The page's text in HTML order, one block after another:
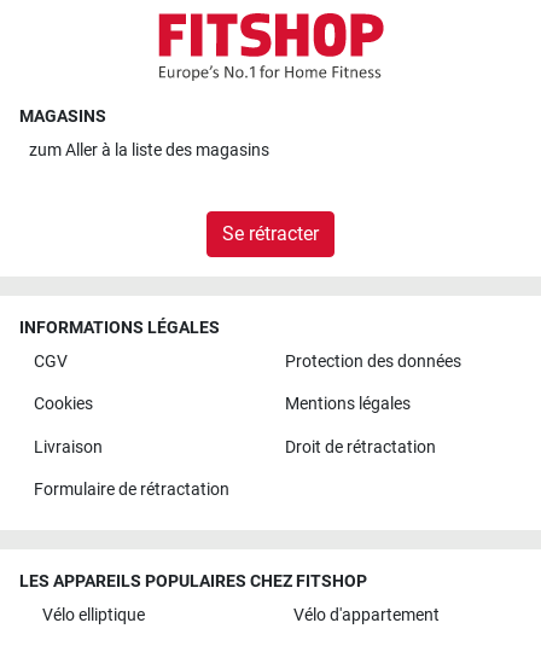
MAGASINS
zumAller à la liste des magasins
Se rétracter
INFORMATIONS LÉGALES
CGV
Protection des données
Cookies Mentions légales
Livraison Droit de rétractation
Formulaire de rétractation
LES APPAREILS POPULAIRES CHEZ FITSHOP
Vélo elliptique
Vélo d'appartement